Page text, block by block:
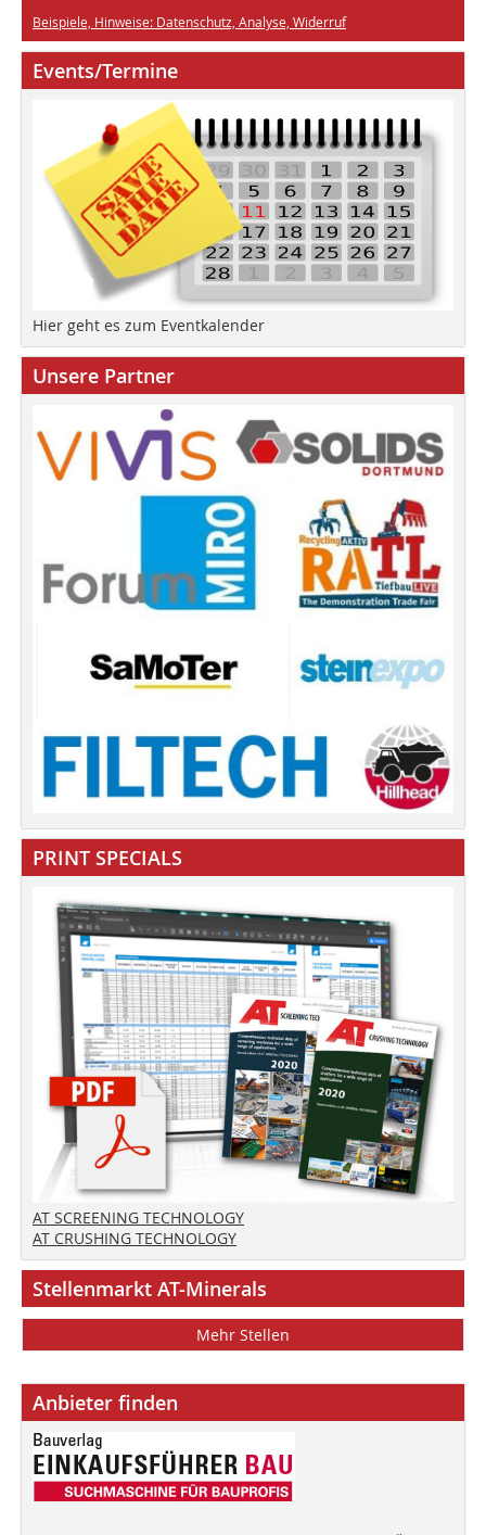
Beispiele, Hinweise: Datenschutz, Analyse, Widerruf
Events/Termine
Hier geht es zum Eventkalender
Unsere Partner
PRINT SPECIALS
AT SCREENING TECHNOLOGY
AT CRUSHING TECHNOLOGY
Stellenmarkt AT-Minerals
Mehr Stellen
Anbieter finden